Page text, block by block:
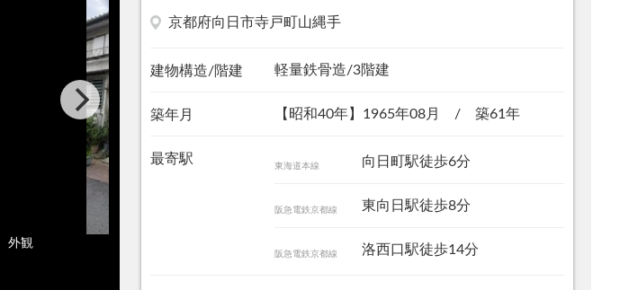
外観 リビング
京都府向日市寺戸町山縄手
建物構造/階建 軽量鉄骨造/3階建
築年月 【昭和40年】1965年08月 / 築61年
最寄駅 東海道本線 向日町駅徒歩6分
阪急電鉄京都線 東向日駅徒歩8分
阪急電鉄京都線 洛西口駅徒歩14分